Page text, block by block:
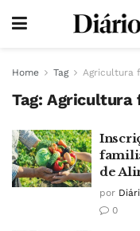
Home Tag Agricultura
Tag: Agricultura
de
por
0